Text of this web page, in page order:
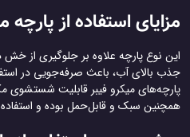
مزایای استفاده از پارچه
این نوع پارچه علاوه بر جلوگیری از خش
جذب بالای آب، باعث صرفه‌جویی در
پارچه‌های میکرو فیبر قابلیت شستشوی
همچنین سبک و قابل‌حمل بوده و